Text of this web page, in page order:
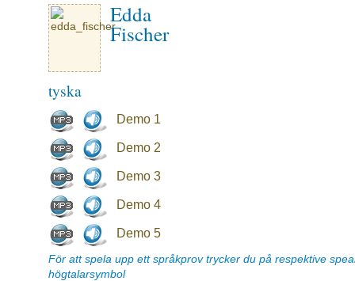
Edda
Fischer
tyska
Demo 1
Demo 2
Demo 3
Demo 4
Demo 5
För att spela upp ett språkprov trycker du på respektive
högtalarsymbol